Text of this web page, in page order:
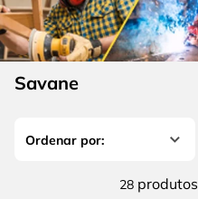
Savane
28 produtos
6º serra copo
7º luva
8º fio
chave impacto
4 º escada
5º serra circular
º
fio